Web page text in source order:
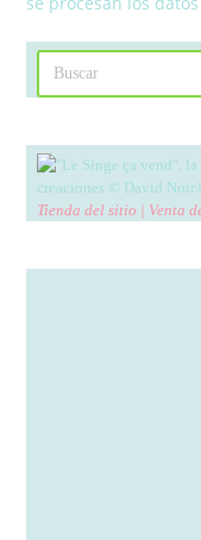
Tienda del sitio | Venta